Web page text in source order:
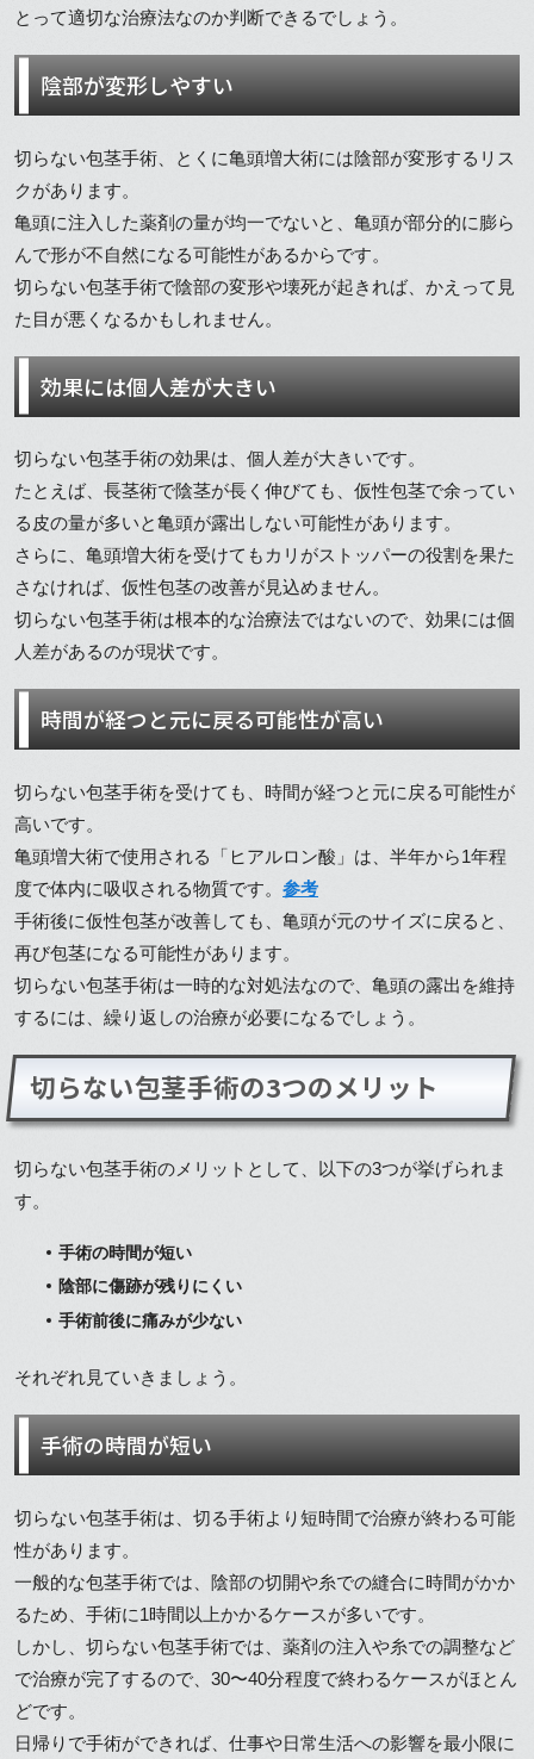
とって適切な治療法なのか判断できるでしょう。
陰部が変形しやすい
切らない包茎手術、とくに亀頭増大術には陰部が変形するリス
クがあります。
亀頭に注入した薬剤の量が均一でないと、亀頭が部分的に膨ら
んで形が不自然になる可能性があるからです。
切らない包茎手術で陰部の変形や壊死が起きれば、かえって見
た目が悪くなるかもしれません。
効果には個人差が大きい
切らない包茎手術の効果は、個人差が大きいです。
たとえば、長茎術で陰茎が長く伸びても、仮性包茎で余ってい
る皮の量が多いと亀頭が露出しない可能性があります。
さらに、亀頭増大術を受けてもカリがストッパーの役割を果た
さなければ、仮性包茎の改善が見込めません。
切らない包茎手術は根本的な治療法ではないので、効果には個
人差があるのが現状です。
時間が経つと元に戻る可能性が高い
切らない包茎手術を受けても、時間が経つと元に戻る可能性が
高いです。
亀頭増大術で使用される「ヒアルロン酸」は、半年から1年程
度で体内に吸収される物質です。 参考
手術後に仮性包茎が改善しても、亀頭が元のサイズに戻ると、
再び包茎になる可能性があります。
切らない包茎手術は一時的な対処法なので、亀頭の露出を維持
するには、繰り返しの治療が必要になるでしょう。
切らない包茎手術の3つのメリット
切らない包茎手術のメリットとして、以下の3つが挙げられま
す。
手術の時間が短い
陰部に傷跡が残りにくい
手術前後に痛みが少ない
それぞれ見ていきましょう。
手術の時間が短い
切らない包茎手術は、切る手術より短時間で治療が終わる可能
性があります。
一般的な包茎手術では、陰部の切開や糸での縫合に時間がかか
るため、手術に1時間以上かかるケースが多いです。
しかし、切らない包茎手術では、薬剤の注入や糸での調整など
で治療が完了するので、30〜40分程度で終わるケースがほとん
どです。
日帰りで手術ができれば、仕事や日常生活への影響を最小限に